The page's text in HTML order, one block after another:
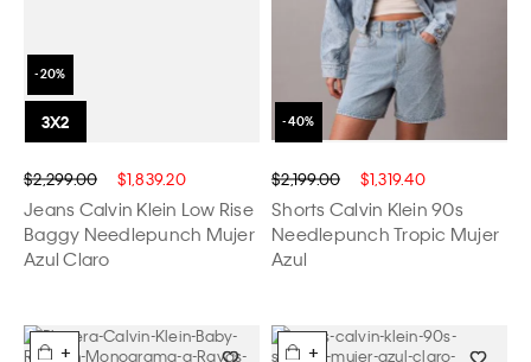
$2,299.00 $1,839.20
Jeans Calvin Klein Low Rise
Baggy Needlepunch Mujer
Azul Claro
$2,199.00 $1,319.40
Shorts Calvin Klein 90s
Needlepunch Tropic Mujer
Azul
+ +